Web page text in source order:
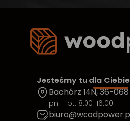
Jesteśmy tu dla Ciebie
Bachórz 14N, 36-
pn. - pt. 8:00-16:00